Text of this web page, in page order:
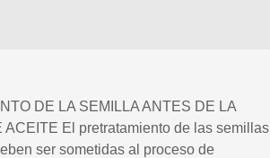
DE LA SEMILLA ANTES DE LA
ACEITE El pretratamiento de las semillas
ser sometidas al proceso de